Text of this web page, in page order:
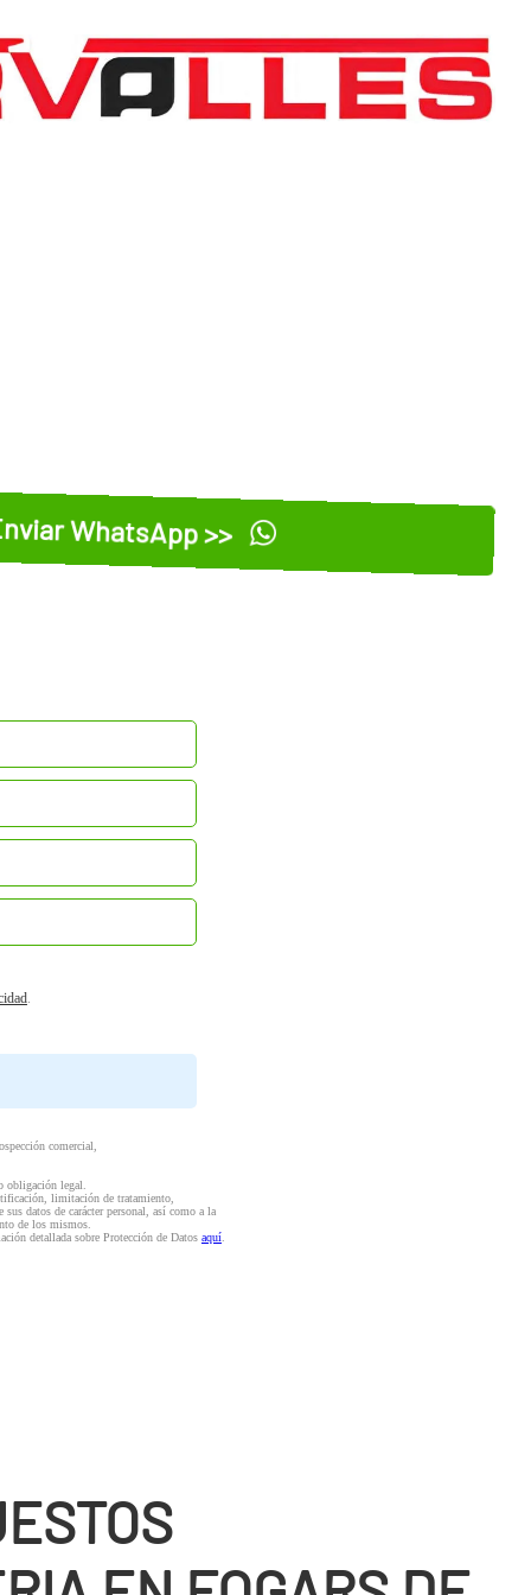
WhatsApp >>
.
comercial,
obligación legal.
limitación de tratamiento,
datos de carácter personal, así como a la
de los mismos.
detallada sobre Protección de Datos aquí.